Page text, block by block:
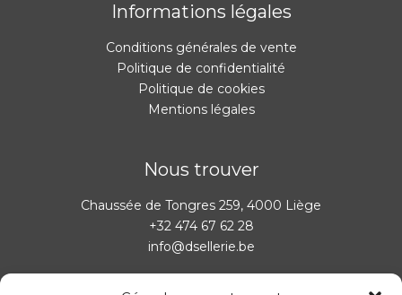
Informations légales
Conditions générales de vente
Politique de confidentialité
Politique de cookies
Mentions légales
Nous trouver
Chaussée de Tongres 259, 4000 Liège
+32 474 67 62 28
info@dsellerie.be